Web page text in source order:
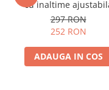
cu inaltime
297 RON
252 RON
ADAUGA IN COS